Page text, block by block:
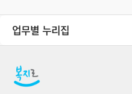
업무별 누리집